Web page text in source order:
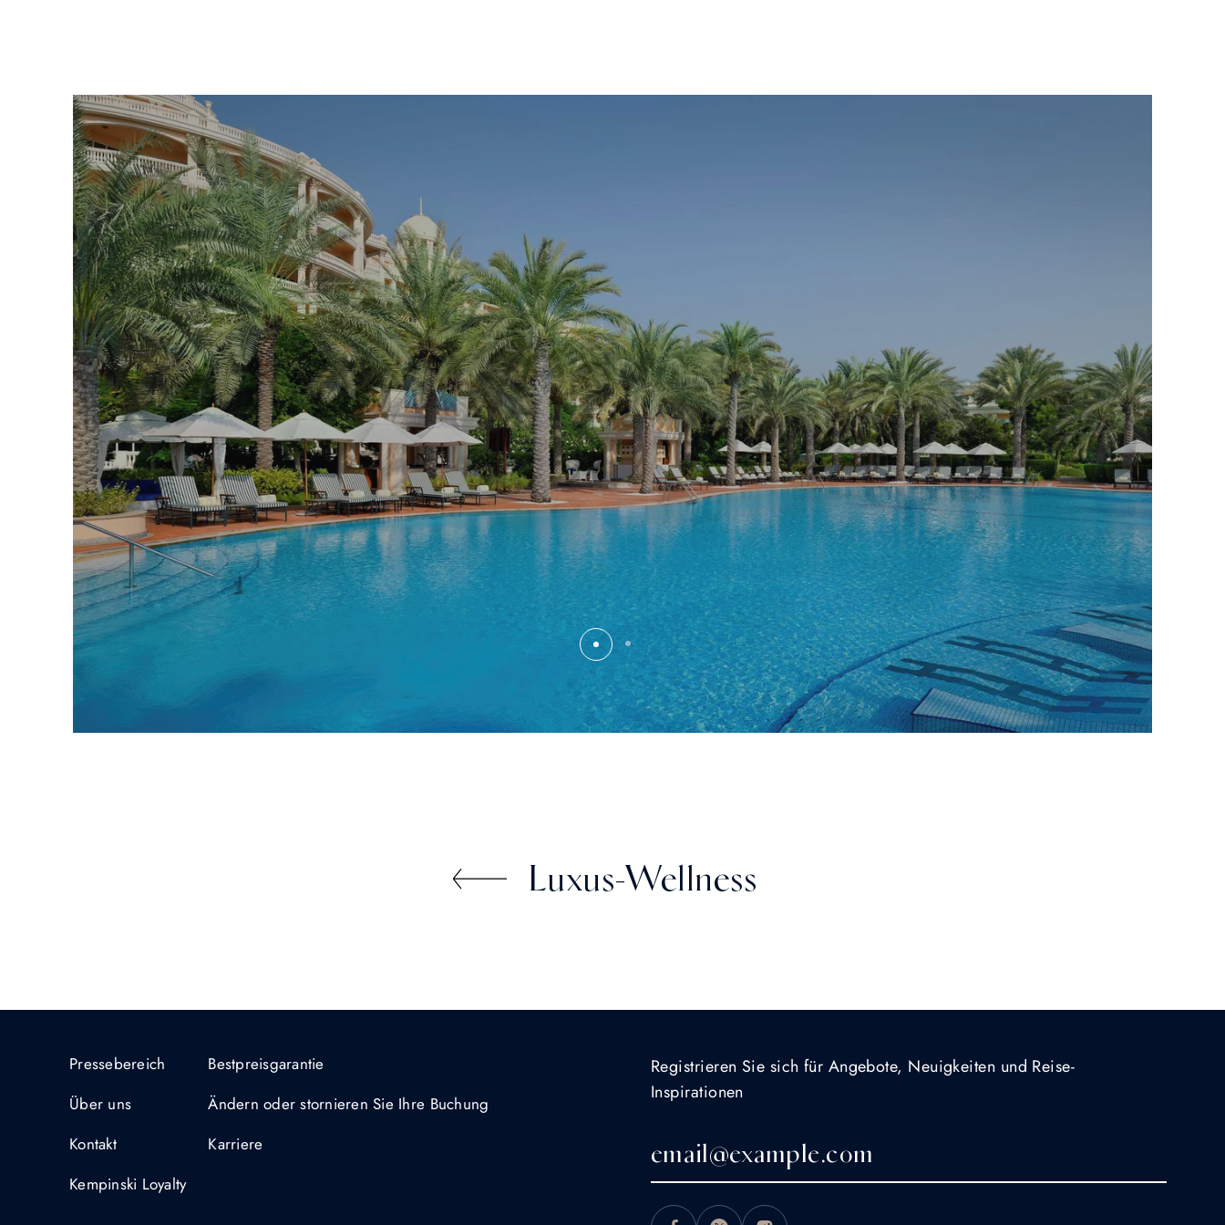
Luxus-Wellness
Pressebereich
Über uns
Kontakt
Kempinski Loyalty
Bestpreisgarantie
Ändern oder stornieren Sie Ihre Buchung
Karriere
Registrieren Sie sich für Angebote, Neuigkeiten und Reise-
Inspirationen